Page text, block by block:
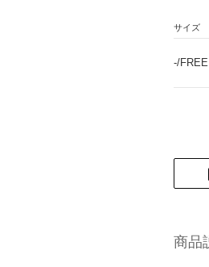
サイズ
-/FREE
商品